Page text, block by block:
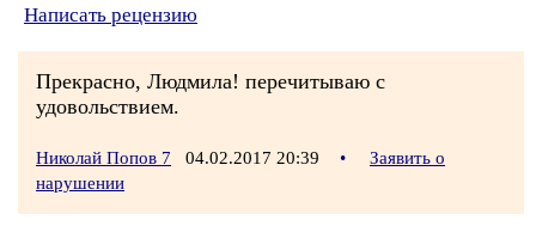
Написать рецензию
Прекрасно, Людмила! перечитываю с
удовольствием.
Николай Попов 7 04.02.2017 20:39 •
Заявить о
нарушении